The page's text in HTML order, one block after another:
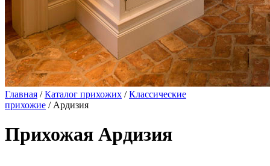
Главная /Каталог прихожих /Классические
прихожие / Ардизия
Прихожая Ардизия